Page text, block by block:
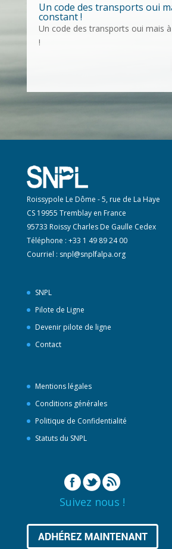
Un code des transports oui
constant !
Un code des transports oui mais
!
Roissypole Le Dôme - 5, rue de La Haye
CS 19955 Tremblay en France
95733 Roissy Charles De Gaulle Cedex
Téléphone : +33 1 49 89 24 00
Courriel : snpl@snplfalpa.org
SNPL
Pilote de Ligne
Devenir pilote de ligne
Contact
Mentions légales
Conditions générales
Politique de Confidentialité
Statuts du SNPL
Suivez nous !